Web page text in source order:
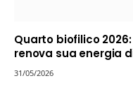
Quarto biofilico
renova sua energia
31/05/2026